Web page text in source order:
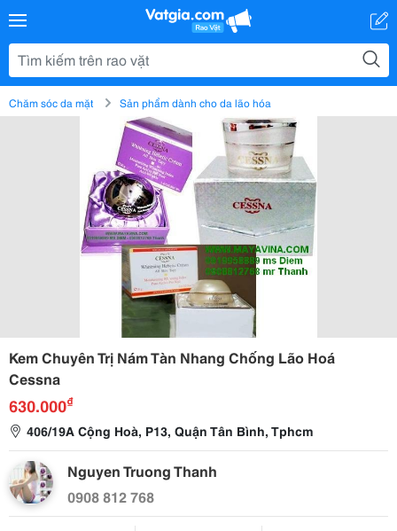
Chăm sóc da mặt Sản phẩm dành cho da lão hóa
Kem Chuyên Trị Nám Tàn Nhang Chống Lão Hoá
Cessna
630.000₫
406/19A Cộng Hoà, P13, Quận Tân Bình, Tphcm
Nguyen Truong Thanh
0908 812 768